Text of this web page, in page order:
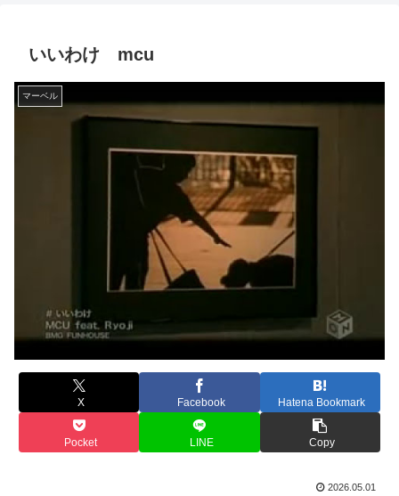
いいわけ mcu
マーベル
X Facebook Hatena Bookmark
Pocket LINE Copy
2026.05.01